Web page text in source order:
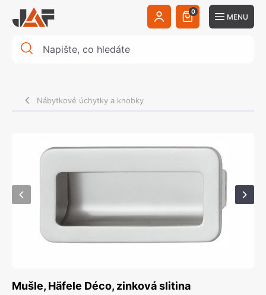
0
MENU
Nábytkové úchytky a knobky
Mušle, Häfele Déco, zinková slitina